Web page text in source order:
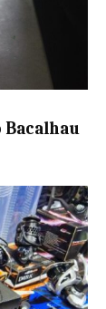
Bacalhau